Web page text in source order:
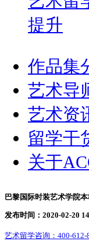
提升
作品集
艺术导
艺术资
留学干
关于
巴黎国际时装艺术学院
发布时间：2020-02-20
艺术留学咨询： 400-612-